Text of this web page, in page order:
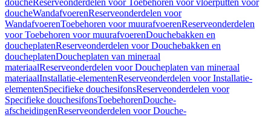
doucheReserveonderdelen voor Toebehoren voor vloerputten voor
doucheWandafvoerenReserveonderdelen voor
WandafvoerenToebehoren voor muurafvoerenReserveonderdelen
voor Toebehoren voor muurafvoerenDouchebakken en
doucheplatenReserveonderdelen voor Douchebakken en
doucheplatenDoucheplaten van mineraal
materiaalReserveonderdelen voor Doucheplaten van mineraal
materiaalInstallatie-elementenReserveonderdelen voor Installatie-
elementenSpecifieke douchesifonsReserveonderdelen voor
Specifieke douchesifonsToebehorenDouche-
afscheidingenReserveonderdelen voor Douche-